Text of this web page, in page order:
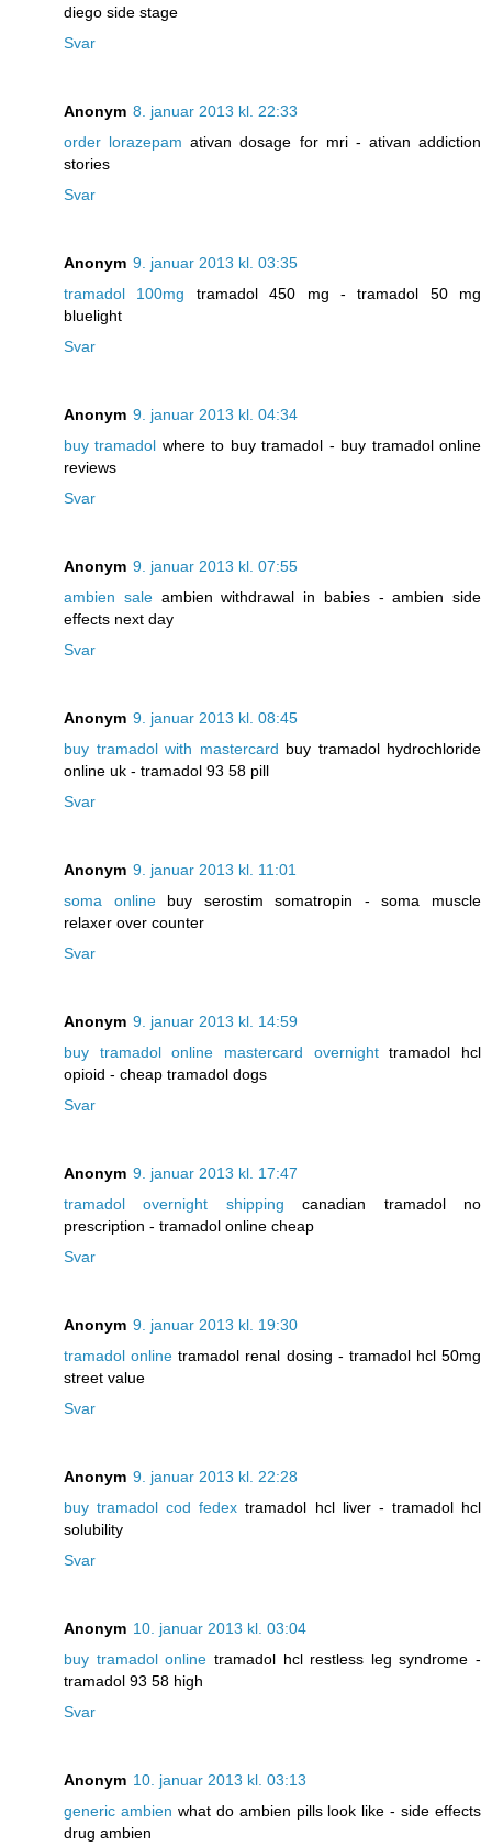
diego side stage
Svar
Anonym 8. januar 2013 kl. 22:33
order lorazepam ativan dosage for mri - ativan addiction
stories
Svar
Anonym 9. januar 2013 kl. 03:35
tramadol 100mg tramadol 450 mg - tramadol 50 mg
bluelight
Svar
Anonym 9. januar 2013 kl. 04:34
buy tramadol where to buy tramadol - buy tramadol online
reviews
Svar
Anonym 9. januar 2013 kl. 07:55
ambien saleambien withdrawal in babies - ambien side
effects next day
Svar
Anonym 9. januar 2013 kl. 08:45
buy tramadol with mastercard buy tramadol hydrochloride
online uk - tramadol 93 58 pill
Svar
Anonym 9. januar 2013 kl. 11:01
soma onlinebuy serostim somatropin - soma muscle
relaxer over counter
Svar
Anonym 9. januar 2013 kl. 14:59
buy tramadol online mastercard overnighttramadol hcl
opioid - cheap tramadol dogs
Svar
Anonym 9. januar 2013 kl. 17:47
tramadol overnight shipping canadian tramadol no
prescription - tramadol online cheap
Svar
Anonym 9. januar 2013 kl. 19:30
tramadol online tramadol renal dosing - tramadol hcl 50mg
street value
Svar
Anonym 9. januar 2013 kl. 22:28
buy tramadol cod fedex tramadol hcl liver - tramadol hcl
solubility
Svar
Anonym 10. januar 2013 kl. 03:04
buy tramadol online tramadol hcl restless leg syndrome -
tramadol 93 58 high
Svar
Anonym 10. januar 2013 kl. 03:13
generic ambien what do ambien pills look like - side effects
drug ambien